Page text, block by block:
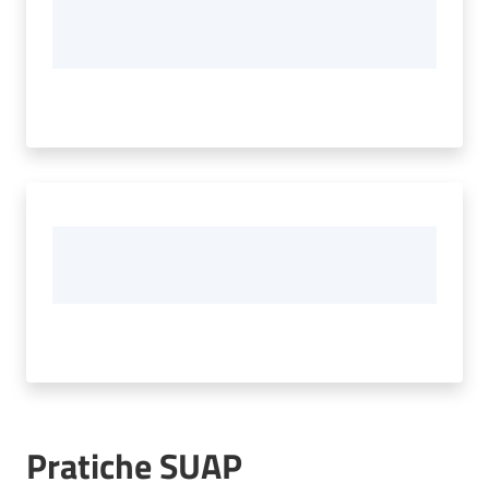
Pratiche SUAP